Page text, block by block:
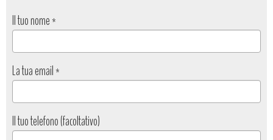
Il tuo nome*
La tua email*
Il tuo telefono (facoltativo)